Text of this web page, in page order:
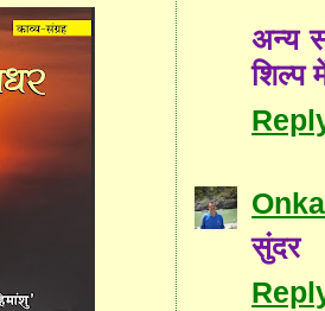
अन्य
शिल्प
सुंदर